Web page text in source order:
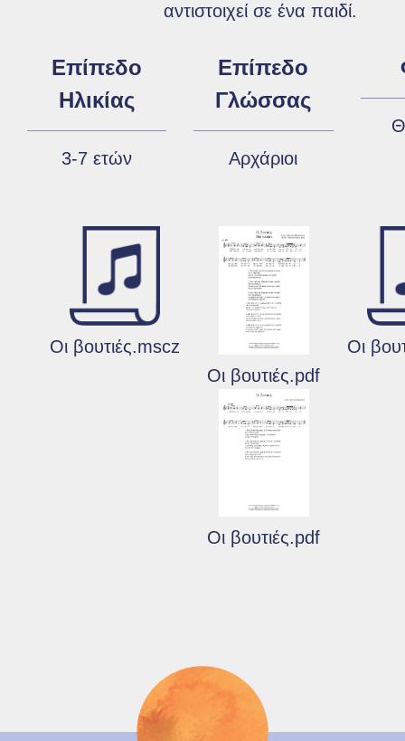
αντιστοιχεί σε ένα παιδί.
Επίπεδο
Ηλικίας
3-7 ετών
Επίπεδο
Γλώσσας
Αρχάριοι
Οι βουτιές.mscz
Οι βουτιές.pdf
Οι
Οι βουτιές.pdf